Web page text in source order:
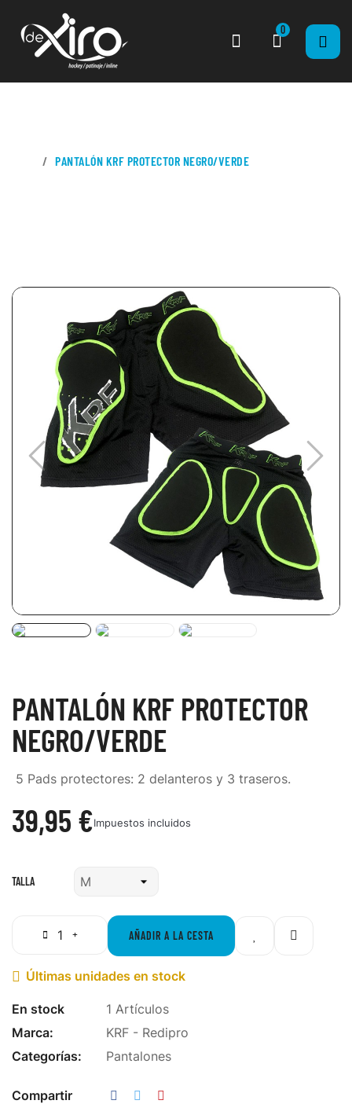
0
PANTALÓN KRF PROTECTOR NEGRO/VERDE
PANTALÓN KRF PROTECTOR
NEGRO/VERDE
5 Pads protectores: 2 delanteros y 3 traseros.
39,95 €Impuestos incluidos
TALLA
AÑADIR A LA CESTA
 Últimas unidades en stock
En stock
1 Artículos
Marca:
KRF - Redipro
Categorías:
Pantalones
Compartir